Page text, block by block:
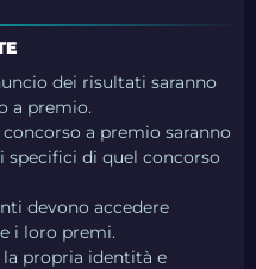
dei risultati saranno
a premio.
a premio saranno
specifici di quel concorso
devono accedere
i loro premi.
propria identità e